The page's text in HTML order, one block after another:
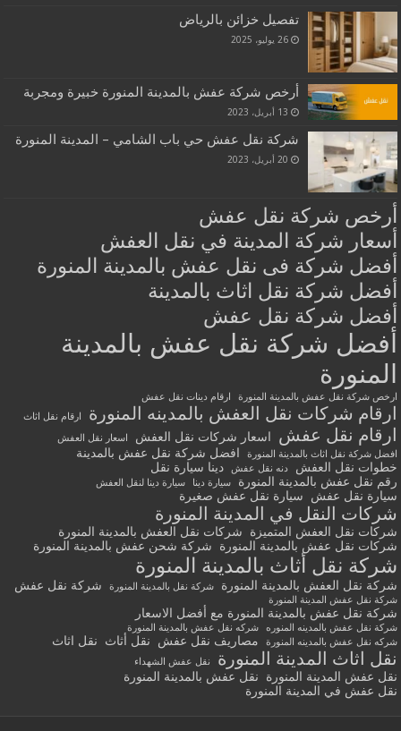
تفصيل خزائن بالرياض
26 يوليو، 2025
أرخص شركة عفش بالمدينة المنورة خبيرة ومجربة
13 أبريل، 2023
شركة نقل عفش حي باب الشامي – المدينة المنورة
20 أبريل، 2023
أرخص شركة نقل عفش
أسعار شركة المدينة في نقل العفش
أفضل شركة فى نقل عفش بالمدينة المنورة
أفضل شركة نقل اثاث بالمدينة
أفضل شركة نقل عفش
أفضل شركة نقل عفش بالمدينة
المنورة
ارخص شركة نقل عفش بالمدينة المنورة ارقام دينات نقل عفش
ارقام شركات نقل العفش بالمدينه المنورة ارقام نقل اثاث
ارقام نقل عفش اسعار شركات نقل العفش
اسعار نقل العفش
افضل شركة نقل اثاث بالمدينة المنورة
افضل شركة نقل عفش بالمدينة
خطوات نقل العفش
دنه نقل عفش
دينا سيارة نقل
رقم نقل عفش بالمدينة المنورة
سيارة دينا سيارة دينا لنقل العفش
سيارة نقل عفش سيارة نقل عفش صغيرة
شركات النقل في المدينة المنورة
شركات نقل العفش المتميزة
شركات نقل العفش بالمدينة المنورة
شركات نقل عفش بالمدينة المنورة
شركة شحن عفش بالمدينة المنورة
شركة نقل أثاث بالمدينة المنورة
شركة نقل العفش بالمدينة المنورة شركة نقل بالمدينة المنورة شركة نقل عفش
شركة نقل عفش المدينة المنورة
شركة نقل عفش بالمدينة المنورة مع أفضل الاسعار
شركة نقل عفش بالمدينه المنوره
شركه نقل عفش بالمدينة المنورة
شركه نقل عفش بالمدينه المنورة
مصاريف نقل عفش نقل أثاث نقل اثاث
نقل اثاث المدينة المنورة نقل عفش الشهداء
نقل عفش المدينة المنورة
نقل عفش بالمدينة المنورة
نقل عفش في المدينة المنورة